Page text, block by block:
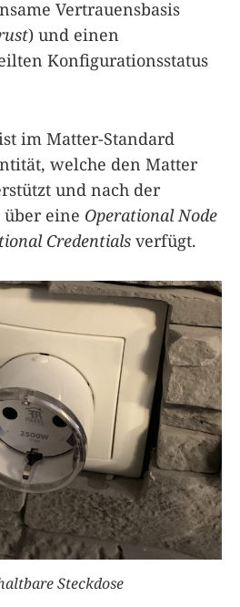
Vertrauensbasis
) und einen
Konfigurationsstatus
im Matter-Standard
welche den Matter
und nach der
eine Operational Node
Credentials verfügt.
Steckdose